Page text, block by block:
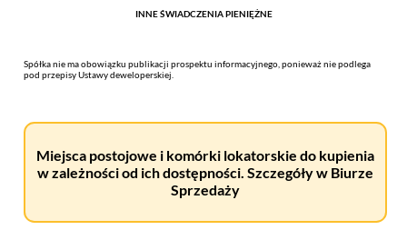
INNE ŚWIADCZENIA PIENIĘŻNE
Spółka nie ma obowiązku publikacji prospektu informacyjnego, ponieważ nie podlega
pod przepisy Ustawy deweloperskiej.
Miejsca postojowe i komórki lokatorskie do kupienia
w zależności od ich dostępności. Szczegóły w Biurze
Sprzedaży